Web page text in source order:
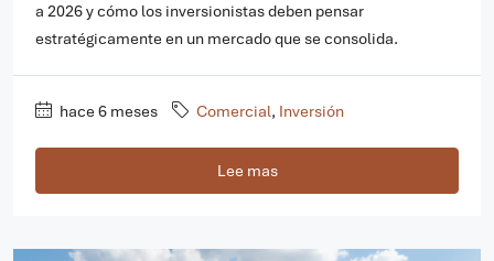
a 2026 y cómo los inversionistas deben pensar
estratégicamente en un mercado que se consolida.
hace 6 meses Comercial, Inversión
Lee mas